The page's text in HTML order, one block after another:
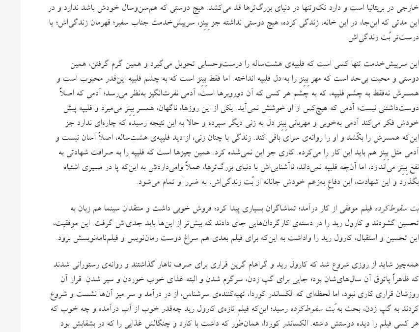
خارجی در بریتانیا است و دارد تک‌وتنها در دنیای بزرگ‌ترها قد می‌کشد. هیچ دوستی که هم‌سن‌وسال خودش باشد ندارد و در
این مدتی که این‌جا، در این خانه، زندگی کرده، هیچ دوستی نداشته جز بِینِز، سرپیش‌خدمت جناب سفیر؛ قهرمان زندگی‌اش؛ یا
درست‌تر بُت زندگی‌اش.
این سرپیش‌خدمت تنها کسی است که فلیپه‌ی هشت‌ساله را درست‌وحسابی تحویل می‌گیرد و همین گرم گرفتن، همین
دوستی و محبت بی‌حد است که مهر بِینِز را به دل فلیپه انداخته. اما فقط بِینِز است که به چشم فلیپه این‌قدر محبوب است و
همسرش نه‌فقط به چشم فلیپه، که به چشم هر کسی که آن دوروبرها است، آدمی نفرت‌انگیز به‌نظر می‌رسد؛ آدمی که اصلاً
دوست‌داشتنی نیست؛ آدمی که هیچ‌کس از او خوشش نمی‌آید. یکی از این روزها، ناگهان، همسر بِینِز می‌میرد و فلیپه پیش
خودش فکر می‌کند آدمی به‌خوبی و مهربانی بِینِز دل به زنی دیگر سپرده و حالا به این نتیجه رسیده که چاره‌ای ندارد جز
این‌که همسرش را بکُشد و او را روانه‌ی سرای باقی کند. زندگی با چنان زنی، از دید فلیپه‌ی هشت‌ساله، اصلاً آسان نیست و
آدمی مثل بِینِز هم باید این کار را می‌کرده. کاری جز این نمی‌شده کرد. همین چیزها است که فلیپه را به صرافت شهادتی به
نفع بِینِز می‌اندازد، اما آن‌چه فلیپه نمی‌داند، ناآشنایی‌اش با دنیای بزرگ‌ترها، عملاً وامی‌داردش به این‌که پا در مسیری اشتباه
بگذارد و این شهادت، این دفاعِ به‌زعم خودش جانانه از بُت زندگی‌اش، به ضرر او تمام می‌شود.
بُت سقوط‌کرده فیلم موفقی از کار درآمد؛ تماشاگران بسیاری پیدا کرد؛ فروش خوبی داشت و منتقدان سینما هم زبان به
تحسین گشودند و کارول رید را در دسته‌ی کارگردان‌هایی جای دادند که بیش‌تر از این‌ها باید جدی‌اش گرفت. این موفقیت،
این تحسین و استقبال، کارول رید را واداشت به این‌که برای فیلم بعدی هم سراغ دوست رمان‌نویس و فیلم‌نامه‌نویسش برود.
همه‌چیز شاید از روزی شروع شد که کارول رید و گراهام گرین قراری برای صرف ناهار گذاشتند و روانه‌ی رستورانی شدند
که ظاهراً پاتوق آن سال‌های‌شان بود؛ جایی برای گپ زدن، سرگرم شدن و البته غذای خوب خوردن و سیر شدن. قرار آن
روزشان قراری کاری نبود، اما لحظه‌ای که الکساندر کوردا، تهیه‌کننده‌ی سرشناس، از در درآمد و سر میز آن‌ها نشست و شروع
کردند به گپ زدن، بحث بهبُت سقوط‌کرده رسید؛ این‌که فیلم تازه‌ی کارول رید چه‌قدر خوب از آب درآمده و چه خوب که
هر کسی فیلم را دیده دوستش داشته. الکساندر کوردا، همان‌طور که داشت با کارد و چنگالش غذایی را که در بشقابش بود